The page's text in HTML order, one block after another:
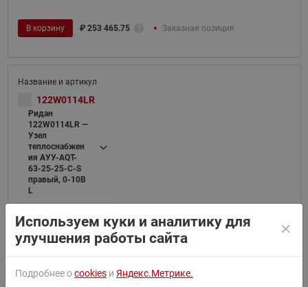
В корзину ₽ 253 465.75 Заказная позиция
122W0114LR
Ридан
122W0114LR —
Узел
теплоснабжен
ия АУУ-AQT-
63-25-25-C-S
правый, 0-10В
L
В корзину ₽ 205 094.45 Заказная позиция
Используем куки и аналитику для
улучшения работы сайта
Подробнее оcookies и Яндекс.Метрике.